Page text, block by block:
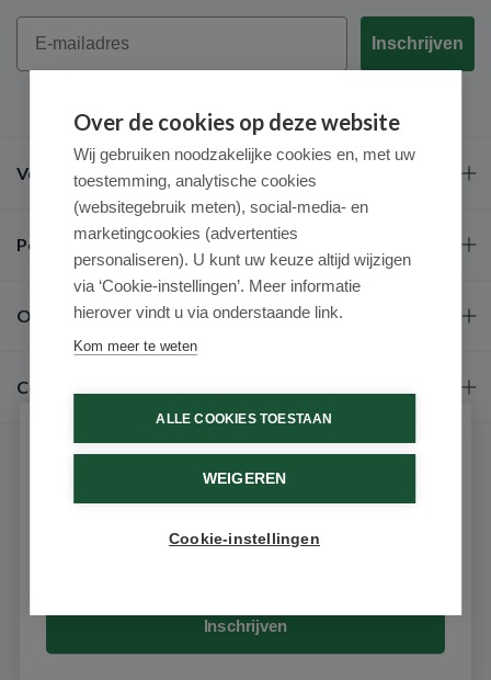
Email
Inschrijven
Veel gestelde vragen
Populaire merken
Over ons
Contact
9.6 / 10 (531 beoordelingen)
Over de cookies op deze website
Wij gebruiken noodzakelijke cookies en, met uw
toestemming, analytische cookies
(websitegebruik meten), social-media- en
marketingcookies (advertenties
personaliseren). U kunt uw keuze altijd wijzigen
via ‘Cookie-instellingen’. Meer informatie
hierover vindt u via onderstaande link.
Kom meer te weten
ALLE COOKIES TOESTAAN
WEIGEREN
Cookie-instellingen
Schrijf je in voor onze nieuwsbrief
Ontvang als eerste de beste aanbiedingen en persoonlijk
advies
Inschrijven